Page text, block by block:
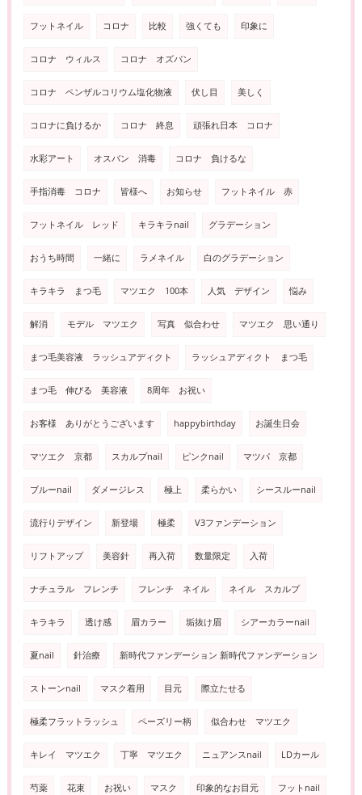
フットネイル コロナ 比較 強くても 印象に
コロナ ウィルス コロナ オズバン
コロナ ペンザルコリウム塩化物液 伏し目 美しく
コロナに負けるか コロナ 終息 頑張れ日本 コロナ
水彩アート オスバン 消毒 コロナ 負けるな
手指消毒 コロナ 皆様へ お知らせ フットネイル 赤
フットネイル レッド キラキラnail グラデーション
おうち時間 一緒に ラメネイル 白のグラデーション
キラキラ まつ毛 マツエク 100本 人気 デザイン 悩み
解消 モデル マツエク 写真 似合わせ マツエク 思い通り
まつ毛美容液 ラッシュアディクト ラッシュアディクト まつ毛
まつ毛 伸びる 美容液 8周年 お祝い
お客様 ありがとうございます happybirthday お誕生日会
マツエク 京都 スカルプnail ピンクnail マツパ 京都
ブルーnail ダメージレス 極上 柔らかい シースルーnail
流行りデザイン 新登場 極柔 V3ファンデーション
リフトアップ 美容針 再入荷 数量限定 入荷
ナチュラル フレンチ フレンチ ネイル ネイル スカルプ
キラキラ 透け感 眉カラー 垢抜け眉 シアーカラーnail
夏nail 針治療 新時代ファンデーション 新時代ファンデーション
ストーンnail マスク着用 目元 際立たせる
極柔フラットラッシュ ペーズリー柄 似合わせ マツエク
キレイ マツエク 丁寧 マツエク ニュアンスnail LDカール
芍薬 花束 お祝い マスク 印象的なお目元 フットnail